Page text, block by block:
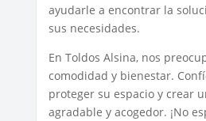
ayudarle a encontrar la
sus necesidades.
En Toldos Alsina, nos
comodidad y bienestar.
proteger su espacio y crear
agradable y acogedor. ¡No